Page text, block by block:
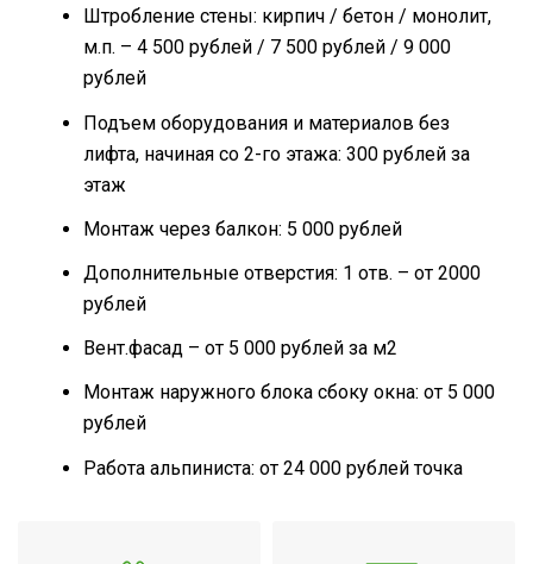
Штробление стены: кирпич / бетон / монолит,
м.п. – 4 500 рублей / 7 500 рублей / 9 000
рублей
Подъем оборудования и материалов без
лифта, начиная со 2-го этажа: 300 рублей за
этаж
Монтаж через балкон: 5 000 рублей
Дополнительные отверстия: 1 отв. – от 2000
рублей
Вент.фасад – от 5 000 рублей за м2
Монтаж наружного блока cбоку окна: от 5 000
рублей
Работа альпиниста: от 24 000 рублей точка